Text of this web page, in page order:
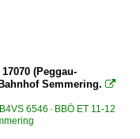
(Peggau-
Semmering. 
6546 · BBÖ ET 11-12